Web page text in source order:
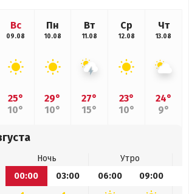
Вс
09.08
25°
10°
Пн
10.08
29°
10°
Вт
11.08
27°
15°
Ср
12.08
23°
10°
Чт
13.08
24°
9°
Ночь
Утро
00:00
03:00 06:00 09:00